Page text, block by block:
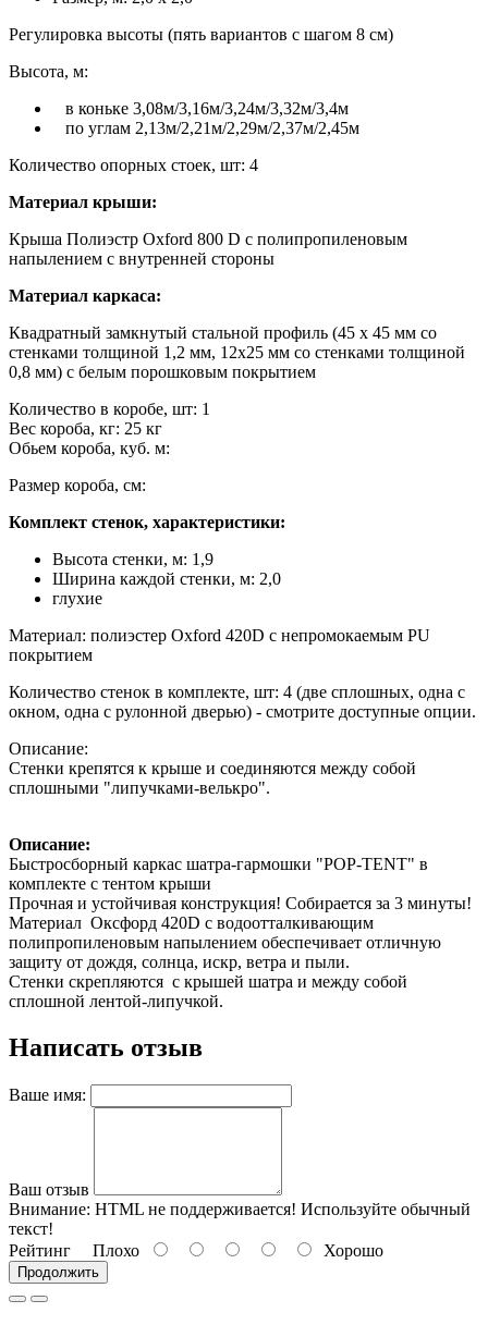
Регулировка высоты (пять вариантов с шагом 8 см)
Высота, м:
в коньке 3,08м/3,16м/3,24м/3,32м/3,4м
по углам 2,13м/2,21м/2,29м/2,37м/2,45м
Количество опорных стоек, шт: 4
Материал крыши:
Крыша Полиэстр Oxford 800 D с полипропиленовым
напылением с внутренней стороны
Материал каркаса:
Квадратный замкнутый стальной профиль (45 х 45 мм со
стенками толщиной 1,2 мм, 12x25 мм со стенками толщиной
0,8 мм) с белым порошковым покрытием
Количество в коробе, шт: 1
Вес короба, кг: 25 кг
Обьем короба, куб. м:
Размер короба, см:
Комплект стенок, характеристики:
Высота стенки, м: 1,9
Ширина каждой стенки, м: 2,0
глухие
Материал: полиэстер Oxford 420D с непромокаемым PU
покрытием
Количество стенок в комплекте, шт: 4 (две сплошных, одна с
окном, одна с рулонной дверью) - смотрите доступные опции.
Описание:
Стенки крепятся к крыше и соединяются между собой
сплошными "липучками-велькро".
Описание:
Быстросборный каркас шатра-гармошки "POP-TENT" в
комплекте с тентом крыши
Прочная и устойчивая конструкция! Собирается за 3 минуты!
Материал Оксфорд 420D с водоотталкивающим
полипропиленовым напылением обеспечивает отличную
защиту от дождя, солнца, искр, ветра и пыли.
Стенки скрепляются с крышей шатра и между собой
сплошной лентой-липучкой.
Написать отзыв
Ваше имя:
Ваш отзыв
Внимание: HTML не поддерживается! Используйте обычный
текст!
Рейтинг Плохо Хорошо
Продолжить